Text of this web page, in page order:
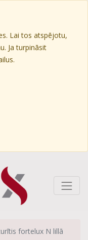
Lai tos atspējotu,
Ja turpināsit
fortelux N lillā